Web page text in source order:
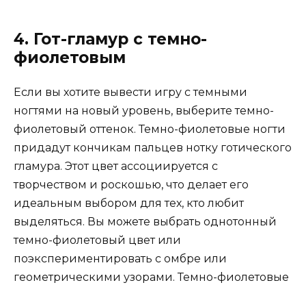
4. Гот-гламур с темно-
фиолетовым
Если вы хотите вывести игру с темными
ногтями на новый уровень, выберите темно-
фиолетовый оттенок. Темно-фиолетовые ногти
придадут кончикам пальцев нотку готического
гламура. Этот цвет ассоциируется с
творчеством и роскошью, что делает его
идеальным выбором для тех, кто любит
выделяться. Вы можете выбрать однотонный
темно-фиолетовый цвет или
поэкспериментировать с омбре или
геометрическими узорами. Темно-фиолетовые